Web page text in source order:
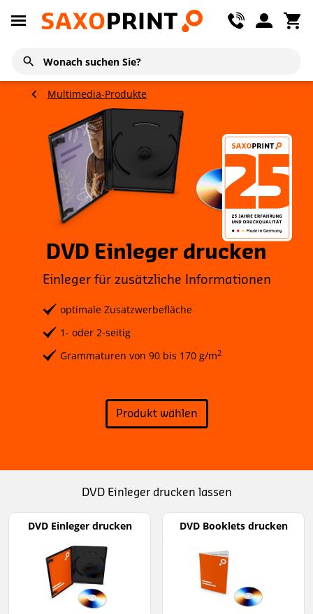
Multimedia-Produkte
DVD Einleger drucken
Einleger für zusätzliche Informationen
optimale Zusatzwerbefläche
1- oder 2-seitig
Grammaturen von 90 bis 170 g/m2
Produkt wählen
DVD Einleger drucken lassen
DVD Einleger drucken DVD Booklets drucken